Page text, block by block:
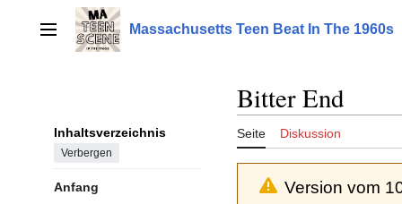
springenHauptmenü Massachusetts Teen Beat In The 1960s
Inhaltsverzeichnis
Verbergen
Anfang
Bitter End
Seite Diskussion
Version vom